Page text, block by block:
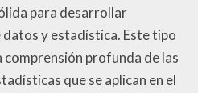
para desarrollar
datos y estadística. Este tipo
profunda de las
que se aplican en el